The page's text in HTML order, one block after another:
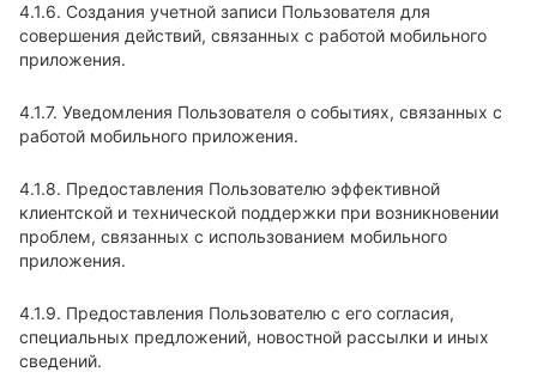
4.1.6. Создания учетной записи Пользователя для
совершения действий, связанных с работой мобильного
приложения.
4.1.7. Уведомления Пользователя о событиях, связанных с
работой мобильного приложения.
4.1.8. Предоставления Пользователю эффективной
клиентской и технической поддержки при возникновении
проблем, связанных с использованием мобильного
приложения.
4.1.9. Предоставления Пользователю с его согласия,
специальных предложений, новостной рассылки и иных
сведений.